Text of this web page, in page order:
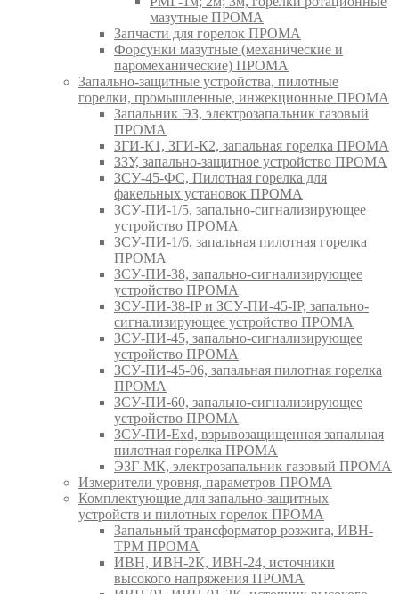
мазутные ПРОМА
Запчасти для горелок ПРОМА
Форсунки мазутные (механические и
паромеханические) ПРОМА
Запально-защитные устройства, пилотные
горелки, промышленные, инжекционные ПРОМА
Запальник ЭЗ, электрозапальник газовый
ПРОМА
ЗГИ-К1, ЗГИ-К2, запальная горелка ПРОМА
ЗЗУ, запально-защитное устройство ПРОМА
ЗСУ-45-ФС, Пилотная горелка для
факельных установок ПРОМА
ЗСУ-ПИ-1/5, запально-сигнализирующее
устройство ПРОМА
ЗСУ-ПИ-1/6, запальная пилотная горелка
ПРОМА
ЗСУ-ПИ-38, запально-сигнализирующее
устройство ПРОМА
ЗСУ-ПИ-38-IP и ЗСУ-ПИ-45-IP, запально-
сигнализирующее устройство ПРОМА
ЗСУ-ПИ-45, запально-сигнализирующее
устройство ПРОМА
ЗСУ-ПИ-45-06, запальная пилотная горелка
ПРОМА
ЗСУ-ПИ-60, запально-сигнализирующее
устройство ПРОМА
ЗСУ-ПИ-Exd, взрывозащищенная запальная
пилотная горелка ПРОМА
ЭЗГ-МК, электрозапальник газовый ПРОМА
Измерители уровня, параметров ПРОМА
Комплектующие для запально-защитных
устройств и пилотных горелок ПРОМА
Запальный трансформатор розжига, ИВН-
ТРМ ПРОМА
ИВН, ИВН-2К, ИВН-24, источники
высокого напряжения ПРОМА